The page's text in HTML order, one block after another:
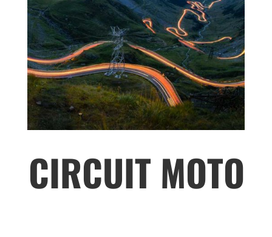
CIRCUIT MOTO